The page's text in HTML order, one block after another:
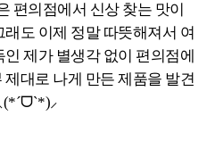
편의점에서 신상 찾는 맛이
도 이제 정말 따뜻해져서 여
제가 별생각 없이 편의점에
대로 나게 만든 제품을 발견